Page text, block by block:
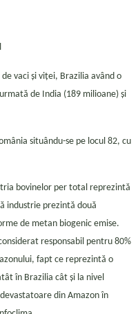
vaci și viței, Brazilia având o
de India (189 milioane) și
situându-se pe locul 82, cu
bovinelor per total reprezintă
industrie prezintă două
de metan biogenic emise.
responsabil pentru 80%
fapt ce reprezintă o
în Brazilia cât și la nivel
din Amazon în